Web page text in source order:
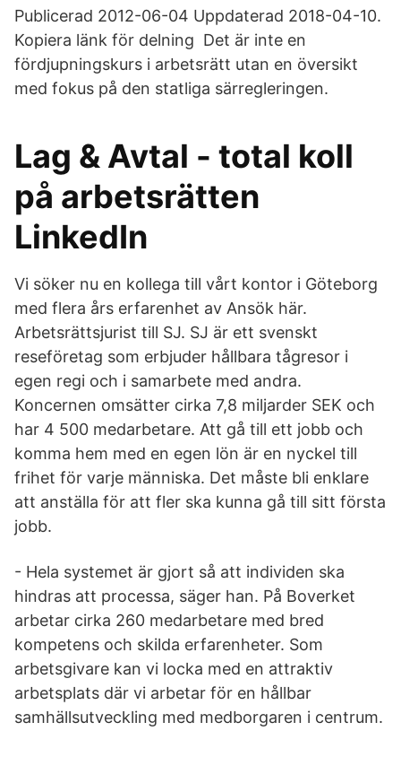
Publicerad 2012-06-04 Uppdaterad 2018-04-10.
Kopiera länk för delning Det är inte en
fördjupningskurs i arbetsrätt utan en översikt
med fokus på den statliga särregleringen.
Lag & Avtal - total koll
på arbetsrätten
LinkedIn
Vi söker nu en kollega till vårt kontor i Göteborg
med flera års erfarenhet av Ansök här.
Arbetsrättsjurist till SJ. SJ är ett svenskt
reseföretag som erbjuder hållbara tågresor i
egen regi och i samarbete med andra.
Koncernen omsätter cirka 7,8 miljarder SEK och
har 4 500 medarbetare. Att gå till ett jobb och
komma hem med en egen lön är en nyckel till
frihet för varje människa. Det måste bli enklare
att anställa för att fler ska kunna gå till sitt första
jobb.
- Hela systemet är gjort så att individen ska
hindras att processa, säger han. På Boverket
arbetar cirka 260 medarbetare med bred
kompetens och skilda erfarenheter. Som
arbetsgivare kan vi locka med en attraktiv
arbetsplats där vi arbetar för en hållbar
samhällsutveckling med medborgaren i centrum.